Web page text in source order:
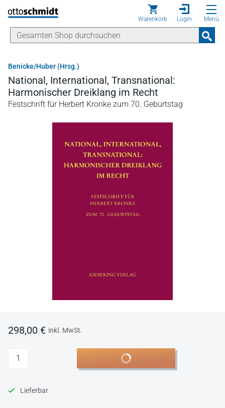
Direkt zum Inhalt
Warenkorb Login Menü
Benicke/Huber (Hrsg.)
National, International, Transnational:
Harmonischer Dreiklang im Recht
Festschrift für Herbert Kronke zum 70. Geburtstag
298,00 € inkl. MwSt.
Anzahl In den Warenkorb
Lieferbar